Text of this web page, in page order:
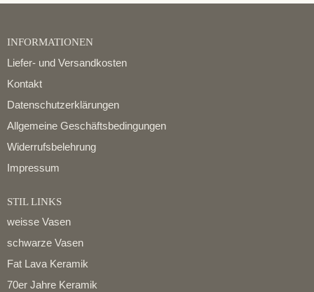
INFORMATIONEN
Liefer- und Versandkosten
Kontakt
Datenschutzerklärungen
Allgemeine Geschäftsbedingungen
Widerrufsbelehrung
Impressum
STIL LINKS
weisse Vasen
schwarze Vasen
Fat Lava Keramik
70er Jahre Keramik